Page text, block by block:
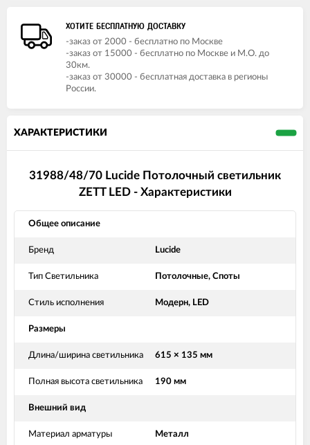
ХОТИТЕ БЕСПЛАТНУЮ ДОСТАВКУ
-заказ от 2000 - бесплатно по Москве
-заказ от 15000 - бесплатно по Москве и М.О. до
30км.
-заказ от 30000 - бесплатная доставка в регионы
России.
ХАРАКТЕРИСТИКИ
31988/48/70 Lucide Потолочный светильник
ZETT LED - Характеристики
Общее описание
Бренд Lucide
Тип Светильника Потолочные, Споты
Стиль исполнения Модерн, LED
Размеры
Длина/ширина светильника 615 × 135 мм
Полная высота светильника 190 мм
Внешний вид
Материал арматуры Металл